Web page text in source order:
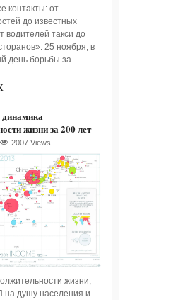
контакты: от
до известных
водителей такси до
25 ноября, в
день борьбы за
жизни за 200 лет
2007 Views
жизни,
на душу населения и